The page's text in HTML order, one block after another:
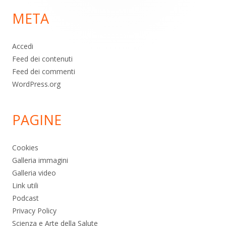
pagina
META
Accedi
Feed dei contenuti
Feed dei commenti
WordPress.org
PAGINE
Cookies
Galleria immagini
Galleria video
Link utili
Podcast
Privacy Policy
Scienza e Arte della Salute